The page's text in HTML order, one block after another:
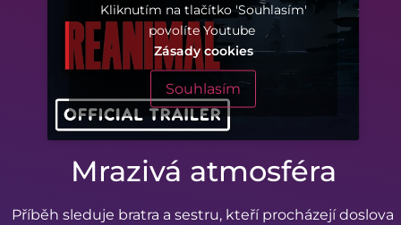
Kliknutím na tlačítko 'Souhlasím'
povolíte Youtube
Zásady cookies
Souhlasím
Mrazivá atmosféra
Příběh sleduje bratra a sestru, kteří procházejí doslova